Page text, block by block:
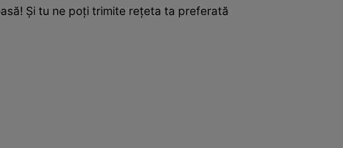
Şi tu ne poţi trimite reţeta ta preferată